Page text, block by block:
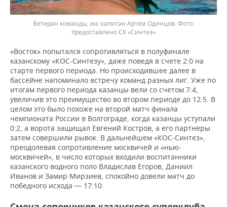
Ветеран команды, экс-капитан Артем Одинцов.
предоставлено СК «Синтез»
«Восток» попытался сопротивляться в полуфинале
казанскому «КОС-Синтезу», даже поведя в счете 2:0 на
старте первого периода. Но происходившее далее в
бассейне напоминало встречу команд разных лиг. Уже по
итогам первого периода казанцы вели со счетом 7:4,
увеличив это преимущество во втором периоде до 12:5. В
целом это было похоже на второй матч финала
чемпионата России в Волгограде, когда казанцы уступали
0:2, а ворота защищал Евгений Костров, а его партнеры
затем совершили рывок. В дальнейшем «КОС-Синтез»,
преодолевая сопротивление москвичей и «нью-
москвичей», в число которых входили воспитанники
казанского водного поло Владислав Егоров, Даниил
Иванов и Замир Мирзиев, спокойно довели матч до
победного исхода — 17:10.